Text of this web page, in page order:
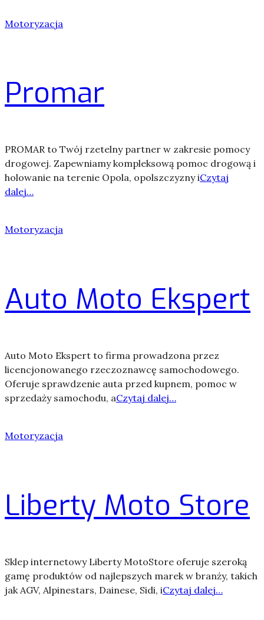
Motoryzacja
Promar
PROMAR to Twój rzetelny partner w zakresie pomocy
drogowej. Zapewniamy kompleksową pomoc drogową i
holowanie na terenie Opola, opolszczyzny iCzytaj
dalej…
Motoryzacja
Auto Moto Ekspert
Auto Moto Ekspert to firma prowadzona przez
licencjonowanego rzeczoznawcę samochodowego.
Oferuje sprawdzenie auta przed kupnem, pomoc w
sprzedaży samochodu, aCzytaj dalej…
Motoryzacja
Liberty Moto Store
Sklep internetowy Liberty MotoStore oferuje szeroką
gamę produktów od najlepszych marek w branży, takich
jak AGV, Alpinestars, Dainese, Sidi, iCzytaj dalej…